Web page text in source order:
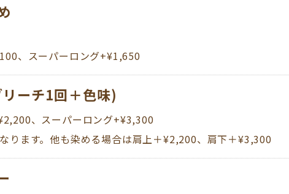
、スーパーロング+¥1,650​​​​​​
ーチ1回＋色味)
、スーパーロング+¥3,300
ります。他も染める場合は肩上＋¥2,200、肩下＋¥3,300